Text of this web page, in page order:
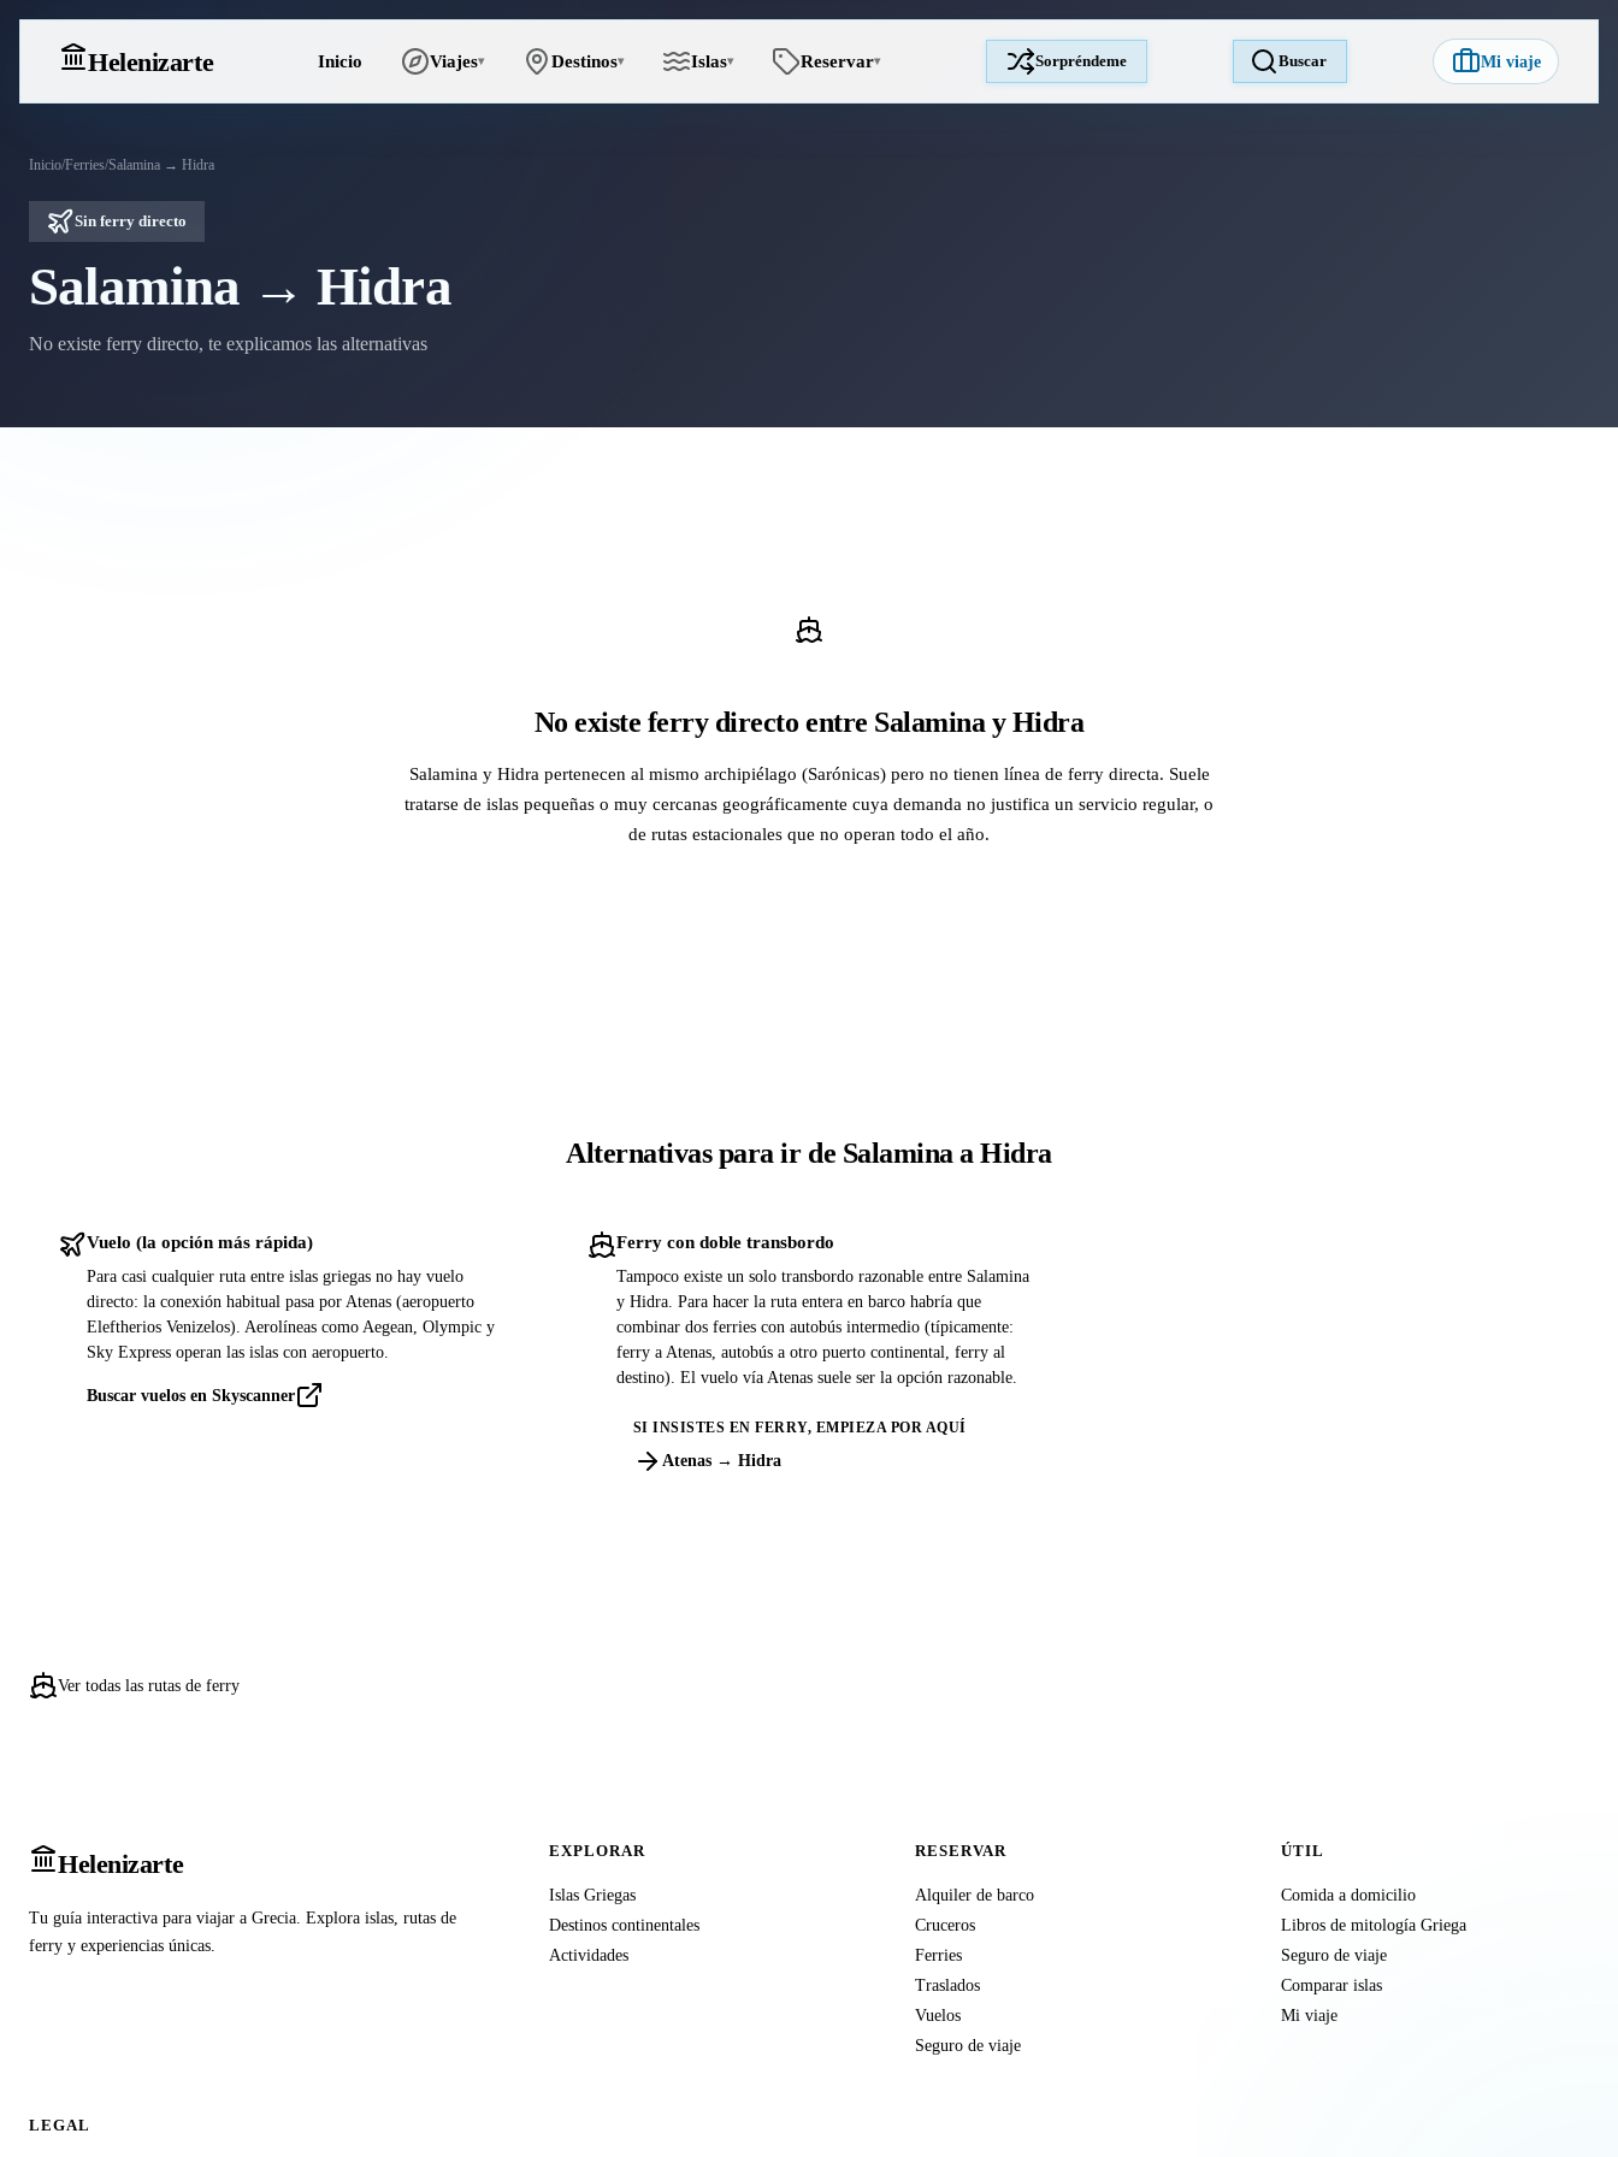
Helenizarte Inicio Viajes▾ Destinos▾ Islas▾ Reservar▾ Sorpréndeme Buscar Mi viaje
Inicio/Ferries/Salamina → Hidra
Sin ferry directo
Salamina → Hidra
No existe ferry directo, te explicamos las alternativas
No existe ferry directo entre Salamina y Hidra
Salamina y Hidra pertenecen al mismo archipiélago (Sarónicas) pero no tienen línea de ferry directa. Suele
tratarse de islas pequeñas o muy cercanas geográficamente cuya demanda no justifica un servicio regular, o
de rutas estacionales que no operan todo el año.
Alternativas para ir de Salamina a Hidra
Vuelo (la opción más rápida)
Para casi cualquier ruta entre islas griegas no hay vuelo
directo: la conexión habitual pasa por Atenas (aeropuerto
Eleftherios Venizelos). Aerolíneas como Aegean, Olympic y
Sky Express operan las islas con aeropuerto.
Buscar vuelos en Skyscanner
Ferry con doble transbordo
Tampoco existe un solo transbordo razonable entre Salamina
y Hidra. Para hacer la ruta entera en barco habría que
combinar dos ferries con autobús intermedio (típicamente:
ferry a Atenas, autobús a otro puerto continental, ferry al
destino). El vuelo vía Atenas suele ser la opción razonable.
SI INSISTES EN FERRY, EMPIEZA POR AQUÍ
Atenas → Hidra
Ver todas las rutas de ferry
Helenizarte
Tu guía interactiva para viajar a Grecia. Explora islas, rutas de
ferry y experiencias únicas.
EXPLORAR
Islas Griegas
Destinos continentales
Actividades
RESERVAR
Alquiler de barco
Cruceros
Ferries
Traslados
Vuelos
Seguro de viaje
ÚTIL
Comida a domicilio
Libros de mitología Griega
Seguro de viaje
Comparar islas
Mi viaje
LEGAL